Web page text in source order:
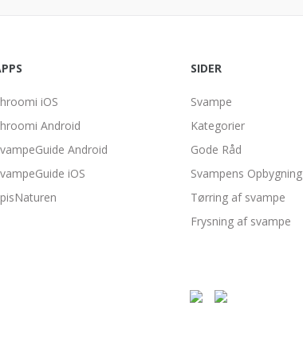
iOS
Android
Android
iOS
SIDER
Svampe
Kategorier
Gode Råd
Svampens Opbygning
Tørring af svampe
Frysning af svampe